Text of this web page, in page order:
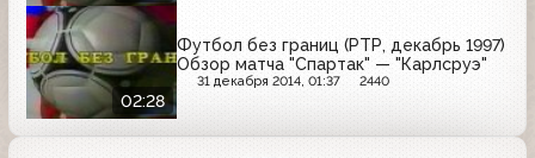
02:28
Футбол без границ (РТР, декабрь 1997)
Обзор матча "Спартак" — "Карлсруэ"
31 декабря 2014, 01:37 2440